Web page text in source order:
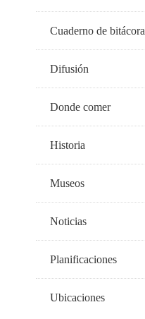
Cuaderno de bitácora
Difusión
Donde comer
Historia
Museos
Noticias
Planificaciones
Ubicaciones